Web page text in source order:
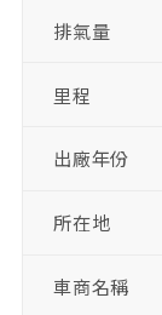
排氣量
里程
出廠年份
所在地
車商名稱